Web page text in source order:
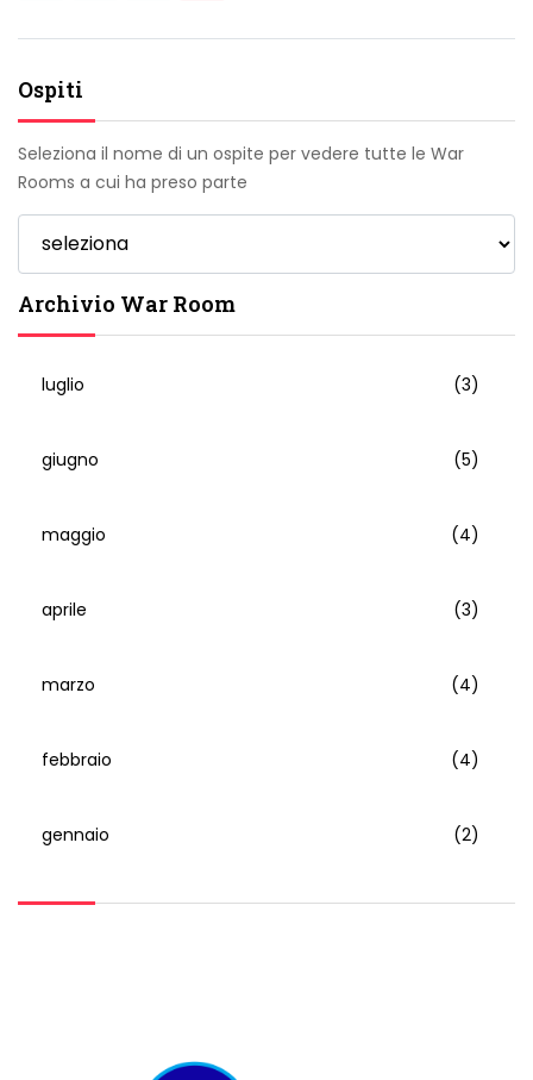
Ospiti
Seleziona il nome di un ospite per vedere tutte le War
Rooms a cui ha preso parte
Archivio War Room
luglio (3)
giugno (5)
maggio (4)
aprile (3)
marzo (4)
febbraio (4)
gennaio (2)